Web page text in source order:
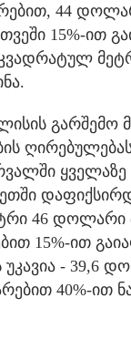
44
15%-ით
გარშემო
46 დოლარი
15%-ით
- 39,6
40%-ით